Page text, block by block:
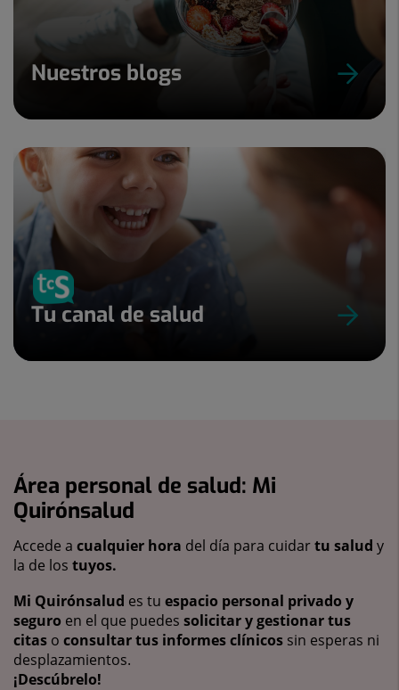
Nuestros blogs
Tu canal de salud
Área personal de salud: Mi
Quirónsalud
Accede a cualquier hora del día para cuidartu salud y
la de los tuyos.
Mi Quirónsalud es tu espacio personal privado y
seguro en el que puedes solicitar y gestionar tus
citas o consultar tus informes clínicos sin esperas ni
desplazamientos.
¡Descúbrelo!